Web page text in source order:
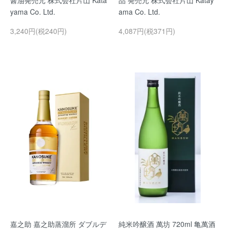
yama Co. Ltd.
3,240円(税240円)
ama Co. Ltd.
4,087円(税371円)
嘉之助 嘉之助蒸溜所 ダブルデ
純米吟醸酒 萬坊 720ml 亀萬酒